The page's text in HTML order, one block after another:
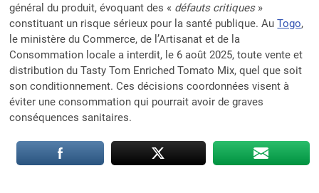
général du produit, évoquant des « défauts critiques»
constituant un risque sérieux pour la santé publique. AuTogo,
le ministère du Commerce, de l’Artisanat et de la
Consommation locale a interdit, le 6 août 2025, toute vente et
distribution du Tasty Tom Enriched Tomato Mix, quel que soit
son conditionnement. Ces décisions coordonnées visent à
éviter une consommation qui pourrait avoir de graves
conséquences sanitaires.